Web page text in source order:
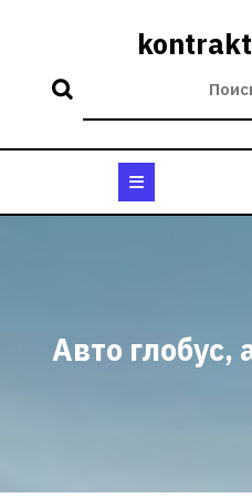
Авто глобус,